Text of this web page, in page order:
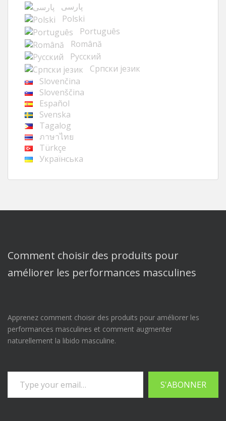
پارسی
Polski
Português
Română
Русский
Cрпски језик
Slovenčina
Slovenščina
Español
Svenska
Tagalog
ภาษาไทย
Türkçe
Українська
Comment choisir des produits pour
améliorer les performances masculines
Apprenez comment choisir des produits pour améliorer les
performances masculines et comment augmenter
naturellement la libido masculine.
Saisissez votre adresse e-mail…
S'ABONNER